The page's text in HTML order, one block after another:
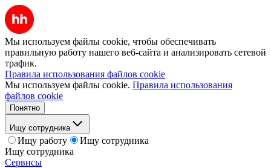
Мы используем файлы cookie, чтобы обеспечивать
правильную работу нашего веб-сайта и анализировать сетевой
трафик.
Правила использования файлов cookie
Мы используем файлы cookie. Правила использования
файлов cookie
Понятно
Ищу сотрудника
Ищу работу
Ищу сотрудника
Ищу сотрудника
Сервисы